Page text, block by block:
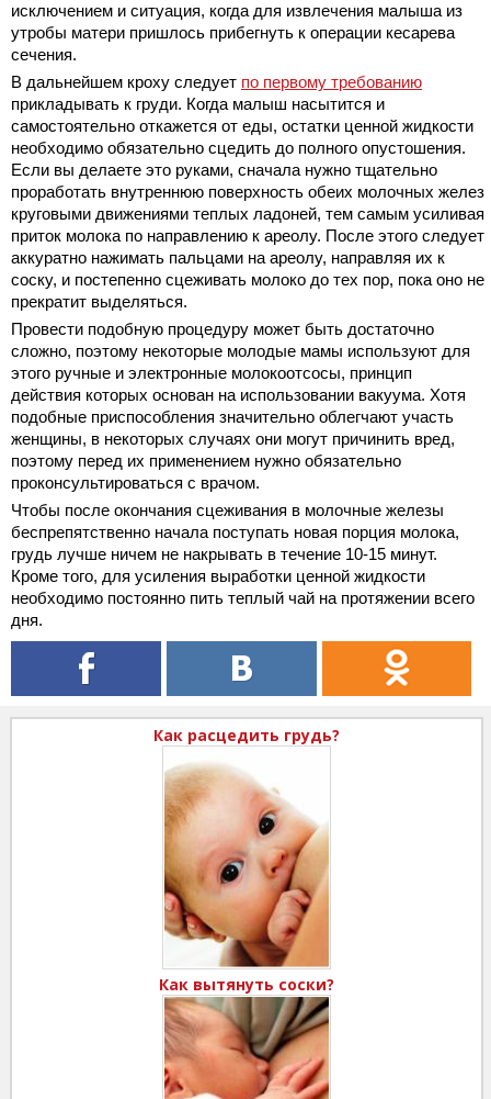
исключением и ситуация, когда для извлечения малыша из
утробы матери пришлось прибегнуть к операции кесарева
сечения.
В дальнейшем кроху следует по первому требованию
прикладывать к груди. Когда малыш насытится и
самостоятельно откажется от еды, остатки ценной жидкости
необходимо обязательно сцедить до полного опустошения.
Если вы делаете это руками, сначала нужно тщательно
проработать внутреннюю поверхность обеих молочных желез
круговыми движениями теплых ладоней, тем самым усиливая
приток молока по направлению к ареолу. После этого следует
аккуратно нажимать пальцами на ареолу, направляя их к
соску, и постепенно сцеживать молоко до тех пор, пока оно не
прекратит выделяться.
Провести подобную процедуру может быть достаточно
сложно, поэтому некоторые молодые мамы используют для
этого ручные и электронные молокоотсосы, принцип
действия которых основан на использовании вакуума. Хотя
подобные приспособления значительно облегчают участь
женщины, в некоторых случаях они могут причинить вред,
поэтому перед их применением нужно обязательно
проконсультироваться с врачом.
Чтобы после окончания сцеживания в молочные железы
беспрепятственно начала поступать новая порция молока,
грудь лучше ничем не накрывать в течение 10-15 минут.
Кроме того, для усиления выработки ценной жидкости
необходимо постоянно пить теплый чай на протяжении всего
дня.
Как расцедить грудь?
Как вытянуть соски?